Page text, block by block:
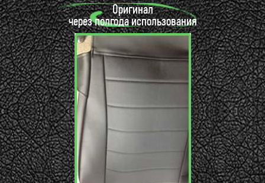
Оригинал
через полгода использования